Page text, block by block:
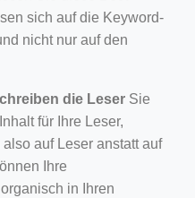
sich auf die Keyword-
nicht nur auf den
die Leser Sie
für Ihre Leser,
auf Leser anstatt auf
Ihre
in Ihren